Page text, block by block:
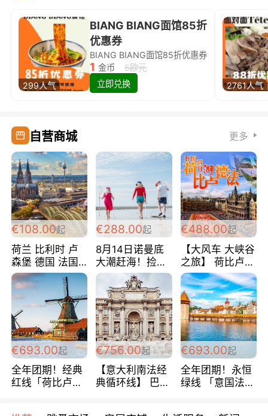
299人气
BIANG BIANG面馆85折
优惠券
BIANG BIANG面馆85折优惠券
1 金币
5欧元
立即兑换
2761人气
自营商城 更多
€108.00起
荷兰 比利时 卢
森堡 德国 法国
超爽玩遍西欧 循
环线 全程四星宾
馆 108欧/人/天
€288.00起
8月14日诺曼底
大潮赶海！捡海
鲜！轻轻松松海
边爽玩三日游
288欧/人
€488.00起
【大风车 大峡谷
之旅】 荷比卢德
法 巴黎上下 经
典五国四日游
488欧/人
€693.00起
全年团期！经典
红线「荷比卢德
€756.00起
【意大利南法经
典循环线】 巴黎
€693.00起
全年团期！永恒
绿线 「意国法